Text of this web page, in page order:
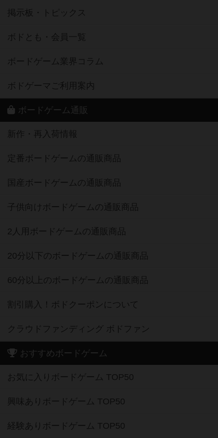
掲示板・トピックス
ボドとも・会員一覧
ボードゲーム業界コラム
ボドゲーマご利用案内
ボードゲーム通販
新作・再入荷情報
定番ボードゲームの通販商品
国産ボードゲームの通販商品
子供向けボードゲームの通販商品
2人用ボードゲームの通販商品
20分以下のボードゲームの通販商品
60分以上のボードゲームの通販商品
割引購入！ボドクーポンについて
クラウドファンディング ボドファン
おすすめボードゲーム
お気に入りボードゲーム TOP50
興味ありボードゲーム TOP50
経験ありボードゲーム TOP50